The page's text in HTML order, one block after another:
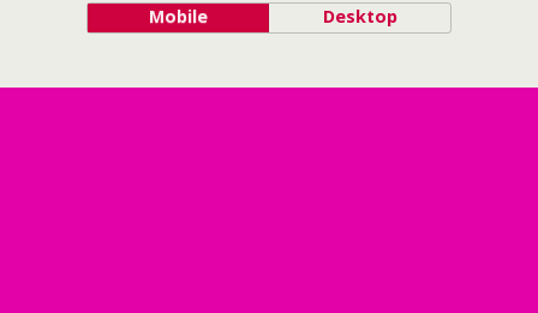
Mobile Desktop